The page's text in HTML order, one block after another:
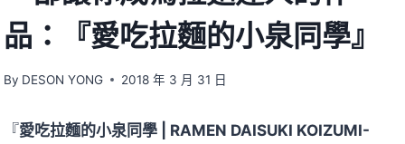
品：『愛吃拉麵的小泉同學』
By DESON YONG 2018 年 3 月 31 日
『愛吃拉麵的小泉同學 | RAMEN DAISUKI KOIZUMI-